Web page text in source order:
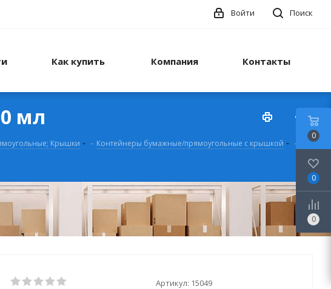
Поиск
Войти
Как купить Компания Контакты
мл
Крышки - Контейнеры бумажные/прямоугольные с крышкой
-
Артикул: 15049
0
0
0